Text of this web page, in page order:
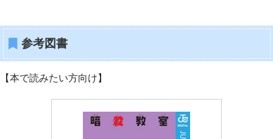
参考図書
【本で読みたい方向け】